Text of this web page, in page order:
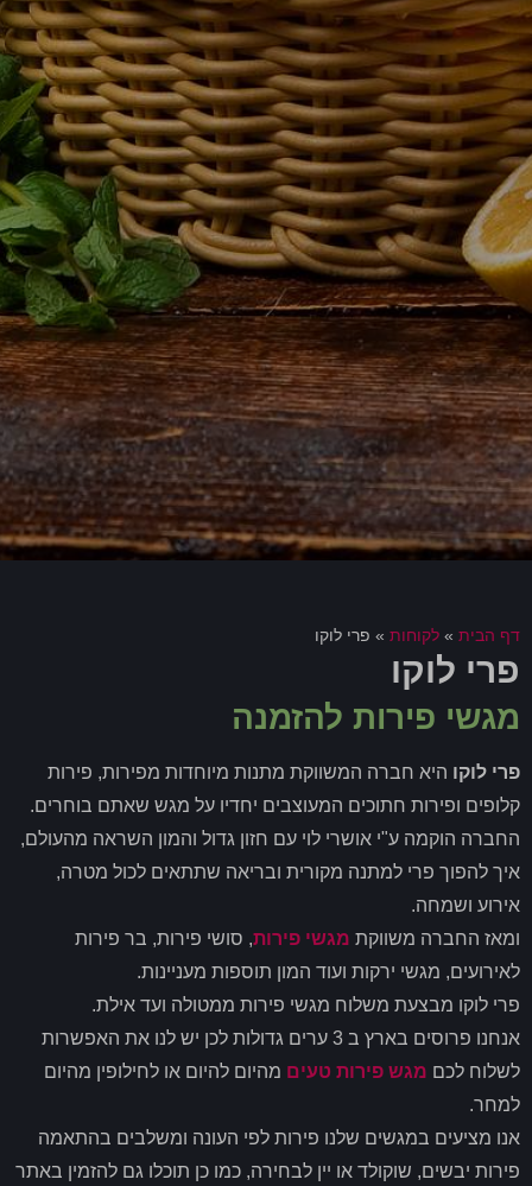
דף הבית » לקוחות » פרי לוקו
פרי לוקו
מגשי פירות להזמנה
פרי לוקו היא חברה המשווקת מתנות מיוחדות מפירות, פירות
קלופים ופירות חתוכים המעוצבים יחדיו על מגש שאתם בוחרים.
החברה הוקמה ע"י אושרי לוי עם חזון גדול והמון השראה מהעולם,
איך להפוך פרי למתנה מקורית ובריאה שתתאים לכול מטרה,
אירוע ושמחה.
ומאז החברה משווקת מגשי פירות, סושי פירות, בר פירות
לאירועים, מגשי ירקות ועוד המון תוספות מעניינות.
פרי לוקו מבצעת משלוח מגשי פירות ממטולה ועד אילת.
אנחנו פרוסים בארץ ב 3 ערים גדולות לכן יש לנו את האפשרות
לשלוח לכם מגש פירות טעים מהיום להיום או לחילופין מהיום
למחר.
אנו מציעים במגשים שלנו פירות לפי העונה ומשלבים בהתאמה
פירות יבשים, שוקולד או יין לבחירה, כמו כן תוכלו גם להזמין באתר